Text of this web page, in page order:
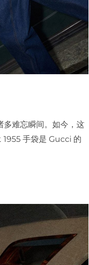
难忘瞬间。如今，这
手袋是 Gucci 的